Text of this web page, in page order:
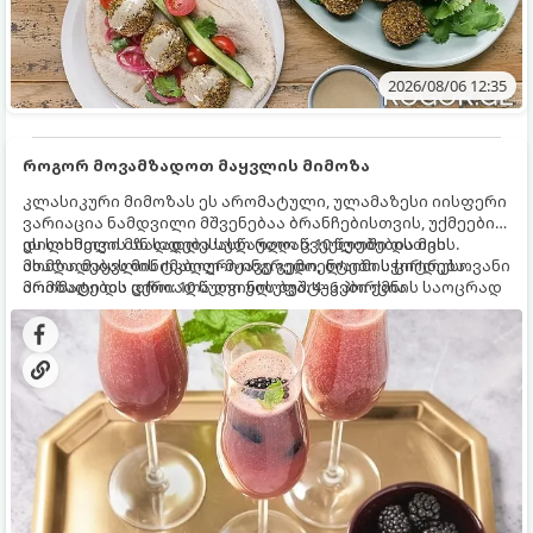
2026/08/06 12:35
როგორ მოვამზადოთ მაყვლის მიმოზა
კლასიკური მიმოზას ეს არომატული, ულამაზესი იისფერი
ვარიაცია ნამდვილი მშვენებაა ბრანჩებისთვის, უქმეების
დილისთვის ან სადღესასწაულო წვეულებებისთვის.
ახალი მაყვლის ტკბილ-მჟავე გემო, ლაიმის ციტრუსოვანი
არომატი და ცქრიალა ღვინის ბუშტუკები ქმნის საოცრად
დახვეწილ და მაგრილებელ კოქტეილს.
ეს სასმელი მზადდება სულ რაღაც 10 წუთში და მის
მომზადებას მინიმალური ინგრედიენტები სჭირდება.
მომზადების დრო: 10 წუთი ულუფა: 4–6 პორცია